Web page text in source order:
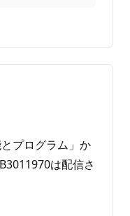
プログラム」か
は配信さ